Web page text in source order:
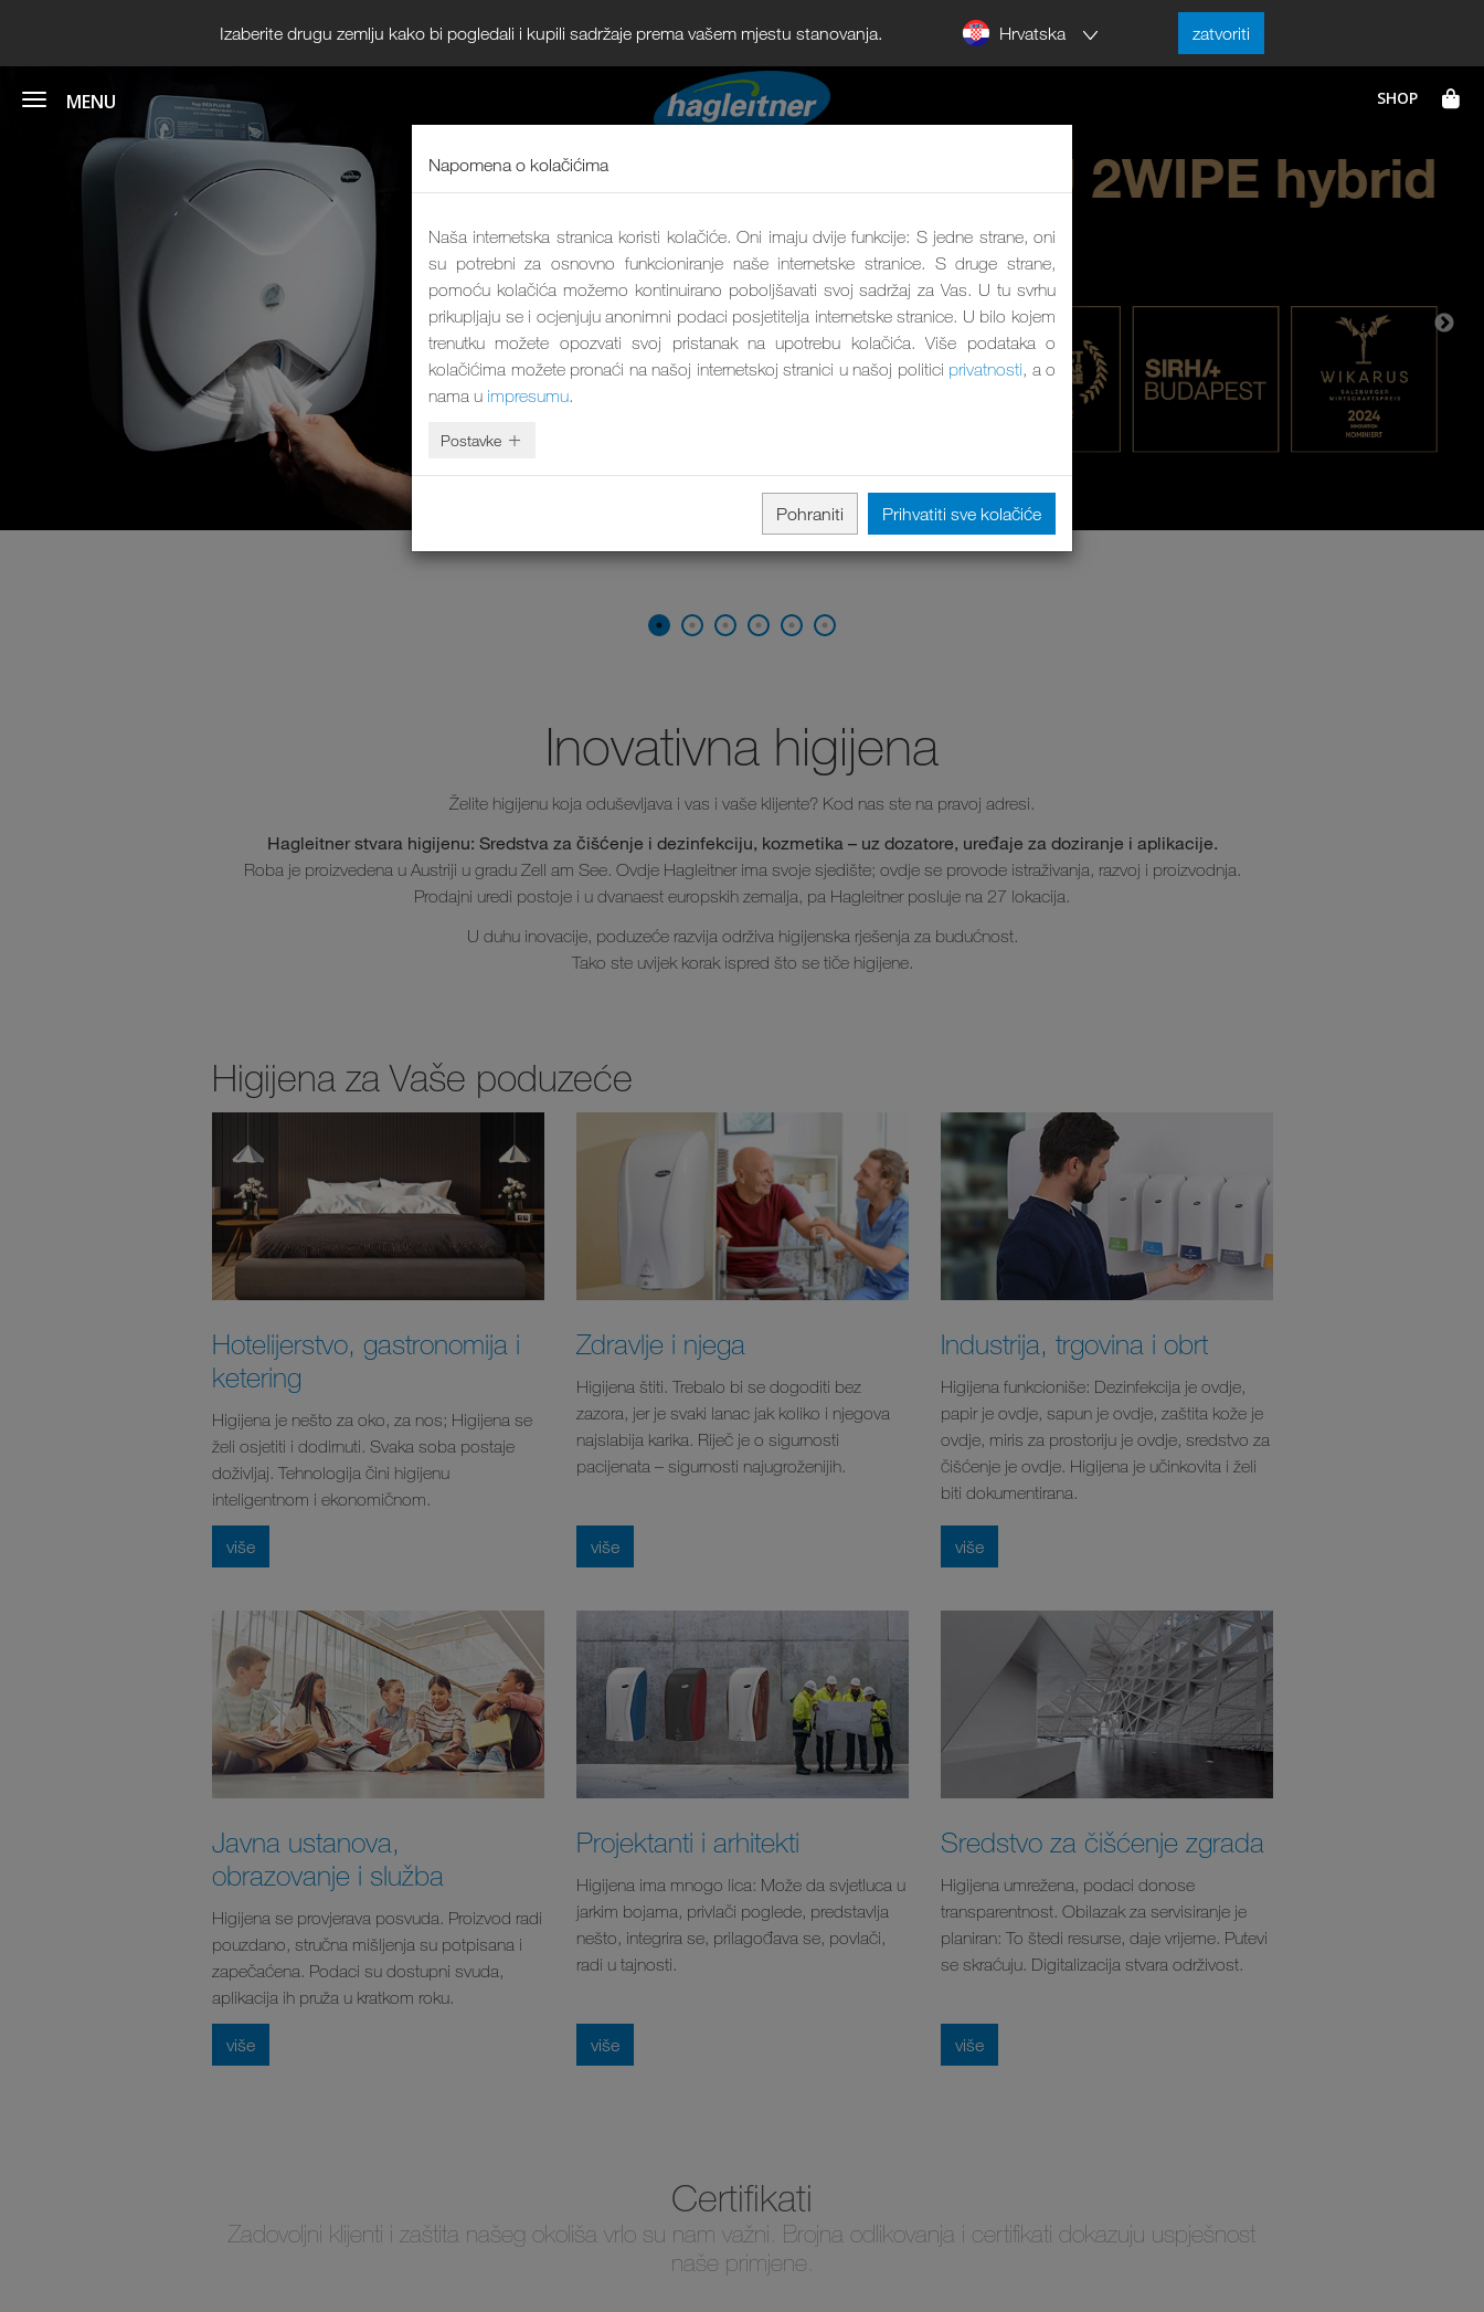
Izaberite drugu zemlju kako bi pogledali i kupili sadržaje prema vašem mjestu stanovanja. Hrvatska zatvoriti
Inovativna higijena
Želite higijenu koja oduševljava i vas i vaše klijente? Kod nas ste na pravoj adresi.
Hagleitner stvara higijenu: Sredstva za čišćenje i dezinfekciju, kozmetika – uz dozatore, uređaje za doziranje i aplikacije.
Roba je proizvedena u Austriji u gradu Zell am See. Ovdje Hagleitner ima svoje sjedište; ovdje se provode istraživanja, razvoj i proizvodnja.
Prodajni uredi postoje i u dvanaest europskih zemalja, pa Hagleitner posluje na 27 lokacija.
U duhu inovacije, poduzeće razvija održiva higijenska rješenja za budućnost.
Tako ste uvijek korak ispred što se tiče higijene.
Higijena za Vaše poduzeće
Hotelijerstvo, gastronomija i
ketering
Higijena je nešto za oko, za nos; Higijena se
želi osjetiti i dodirnuti. Svaka soba postaje
doživljaj. Tehnologija čini higijenu
inteligentnom i ekonomičnom.
više
Zdravlje i njega
Higijena štiti. Trebalo bi se dogoditi bez
zazora, jer je svaki lanac jak koliko i njegova
najslabija karika. Riječ je o sigurnosti
pacijenata – sigurnosti najugroženijih.
više
Industrija, trgovina i obrt
Higijena funkcioniše: Dezinfekcija je ovdje,
papir je ovdje, sapun je ovdje, zaštita kože je
ovdje, miris za prostoriju je ovdje, sredstvo za
čišćenje je ovdje. Higijena je učinkovita i želi
biti dokumentirana.
više
Javna ustanova,
obrazovanje i služba
Higijena se provjerava posvuda. Proizvod radi
pouzdano, stručna mišljenja su potpisana i
zapečaćena. Podaci su dostupni svuda,
aplikacija ih pruža u kratkom roku.
više
Projektanti i arhitekti
Higijena ima mnogo lica: Može da svjetluca u
jarkim bojama, privlači poglede, predstavlja
nešto, integrira se, prilagođava se, povlači,
radi u tajnosti.
više
Sredstvo za čišćenje zgrada
Higijena umrežena, podaci donose
transparentnost. Obilazak za servisiranje je
planiran: To štedi resurse, daje vrijeme. Putevi
se skraćuju. Digitalizacija stvara održivost.
više
Certifikati
Zadovoljni klijenti i zaštita našeg okoliša vrlo su nam važni. Brojna odlikovanja i certifikati dokazuju uspješnost
naše primjene.
Napomena o kolačićima
Naša internetska stranica koristi kolačiće. Oni imaju dvije funkcije: S jedne strane, oni
su potrebni za osnovno funkcioniranje naše internetske stranice. S druge strane,
pomoću kolačića možemo kontinuirano poboljšavati svoj sadržaj za Vas. U tu svrhu
prikupljaju se i ocjenjuju anonimni podaci posjetitelja internetske stranice. U bilo kojem
trenutku možete opozvati svoj pristanak na upotrebu kolačića. Više podataka o
kolačićima možete pronaći na našoj internetskoj stranici u našoj politici privatnosti, a o
nama u impresumu.
Postavke
Pohraniti Prihvatiti sve kolačiće